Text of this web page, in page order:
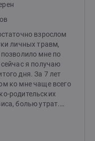
взрослом
личных травм,
мне по
я получаю
дня. За 7 лет
ко мне чаще всего
родительских
болью утрат.
и быть полезной